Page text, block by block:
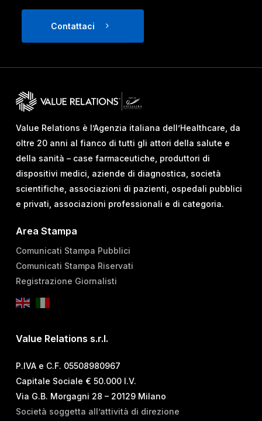
Contattaci
Value Relations è l’Agenzia italiana dell’Healthcare, da
oltre 20 anni al fianco di tutti gli attori della salute e
della sanità – case farmaceutiche, produttori di
dispositivi medici, aziende di diagnostica, società
scientifiche, associazioni di pazienti, ospedali pubblici
e privati, associazioni professionali e di categoria.
Area Stampa
Comunicati Stampa Pubblici
Comunicati Stampa Riservati
Registrazione Giornalisti
Value Relations s.r.l.
P.IVA e C.F. 05508980967
Capitale Sociale € 50.000 I.V.
Via G.B. Morgagni 28 – 20129 Milano
Società soggetta all’attività di direzione